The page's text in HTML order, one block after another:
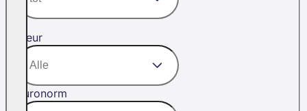
Kleur
Euronorm